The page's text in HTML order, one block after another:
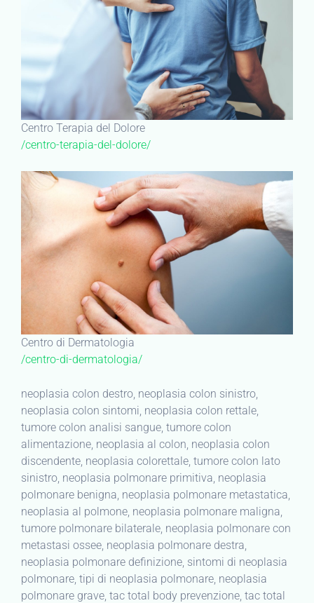
Centro Terapia del Dolore
/centro-terapia-del-dolore/
Centro di Dermatologia
/centro-di-dermatologia/
neoplasia colon destro, neoplasia colon sinistro,
neoplasia colon sintomi, neoplasia colon rettale,
tumore colon analisi sangue, tumore colon
alimentazione, neoplasia al colon, neoplasia colon
discendente, neoplasia colorettale, tumore colon lato
sinistro, neoplasia polmonare primitiva, neoplasia
polmonare benigna, neoplasia polmonare metastatica,
neoplasia al polmone, neoplasia polmonare maligna,
tumore polmonare bilaterale, neoplasia polmonare con
metastasi ossee, neoplasia polmonare destra,
neoplasia polmonare definizione, sintomi di neoplasia
polmonare, tipi di neoplasia polmonare, neoplasia
polmonare grave, tac total body prevenzione, tac total